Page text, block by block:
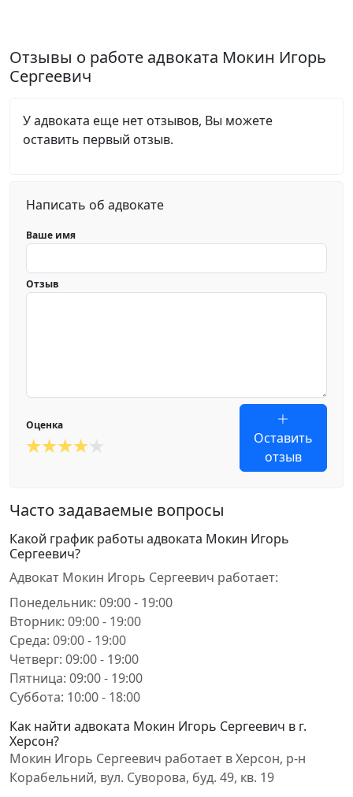
Отзывы о работе адвоката Мокин Игорь
Сергеевич
У адвоката еще нет отзывов, Вы можете
оставить первый отзыв.
Написать об адвокате
Ваше имя
Отзыв
Оценка
Оставить
отзыв
Часто задаваемые вопросы
Какой график работы адвоката Мокин Игорь
Сергеевич?
Адвокат Мокин Игорь Сергеевич работает:
Понедельник: 09:00 - 19:00
Вторник: 09:00 - 19:00
Среда: 09:00 - 19:00
Четверг: 09:00 - 19:00
Пятница: 09:00 - 19:00
Суббота: 10:00 - 18:00
Как найти адвоката Мокин Игорь Сергеевич в г.
Херсон?
Мокин Игорь Сергеевич работает в Херсон, р-н
Корабельний, вул. Суворова, буд. 49, кв. 19